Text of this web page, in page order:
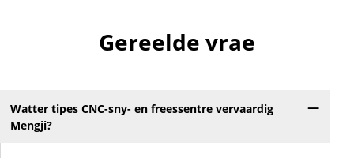
Gereelde vrae
Watter tipes CNC-sny- en freessentre vervaardig
Mengji?